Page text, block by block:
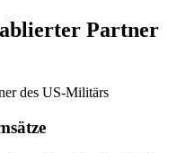
Partner